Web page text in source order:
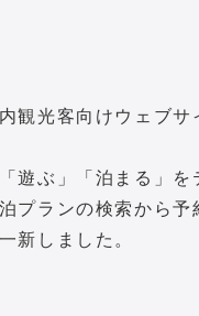
観光客向けウェブサ
遊ぶ」「泊まる」を
ランの検索から予
新しました。